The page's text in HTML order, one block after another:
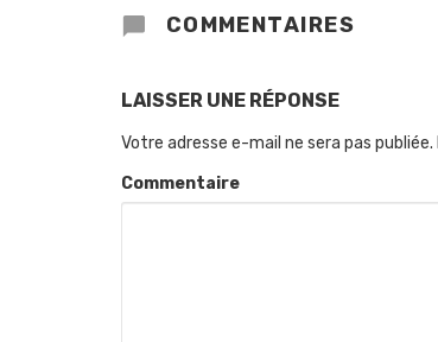
COMMENTAIRES
LAISSER UNE RÉPONSE
Votre adresse e-mail ne sera pas publiée.
Commentaire